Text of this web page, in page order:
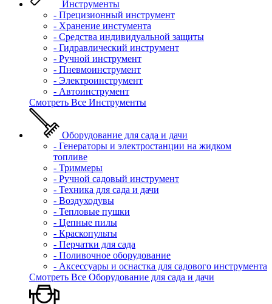
Инструменты
- Прецизионный инструмент
- Хранение инстумента
- Средства индивидуальной защиты
- Гидравлический инструмент
- Ручной инструмент
- Пневмоинструмент
- Электроинструмент
- Автоинструмент
Смотреть Все Инструменты
Оборудование для сада и дачи
- Генераторы и электростанции на жидком
топливе
- Триммеры
- Ручной садовый инструмент
- Техника для сада и дачи
- Воздуходувы
- Тепловые пушки
- Цепные пилы
- Краскопульты
- Перчатки для сада
- Поливочное оборудование
- Аксессуары и оснастка для садового инструмента
Смотреть Все Оборудование для сада и дачи